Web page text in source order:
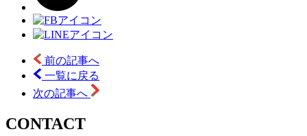
前の記事へ
一覧に戻る
次の記事へ
CONTACT